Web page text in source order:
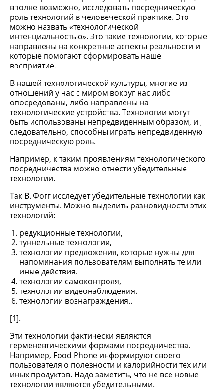
вполне возможно, исследовать посредническую
роль технологий в человеческой практике. Это
можно назвать «технологической
интенциальностью». Это такие технологии, которые
направлены на конкретные аспекты реальности и
которые помогают сформировать наше
восприятие.
В нашей технологической культуры, многие из
отношений у нас с миром вокруг нас либо
опосредованы, либо направлены на
технологические устройства. Технологии могут
быть использованы непредвиденным образом, и ,
следовательно, способны играть непредвиденную
посредническую роль.
Например, к таким проявлениям технологического
посредничества можно отнести убедительные
технологии.
Так В. Фогг исследует убедительные технологии как
инструменты. Можно выделить разновидности этих
технологий:
редукционные технологии,
туннельные технологии,
технологии предложения, которые нужны для
напоминания пользователям выполнять те или
иные действия.
технологии самоконтроля,
технологии видеонаблюдения.
технологии вознаграждения..
[1].
Эти технологии фактически являются
герменевтическими формами посредничества.
Например, Food Phone информируют своего
пользователя о полезности и калорийности тех или
иных продуктов. Надо заметить, что не все новые
технологии являются убедительными.